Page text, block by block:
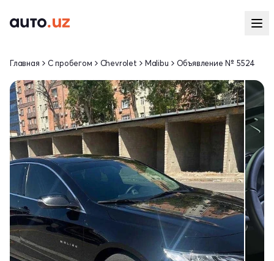
Главная С пробегом Chevrolet Malibu Объявление № 5524